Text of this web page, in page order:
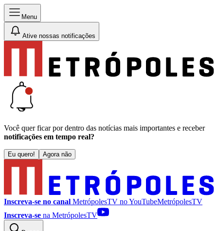
Menu
Ative nossas notificações
Você quer ficar por dentro das notícias mais importantes e receber
notificações em tempo real?
Eu quero! Agora não
Inscreva-se no canal MetrópolesTV noYouTubeMetrópolesTV
Inscreva-se na MetrópolesTV